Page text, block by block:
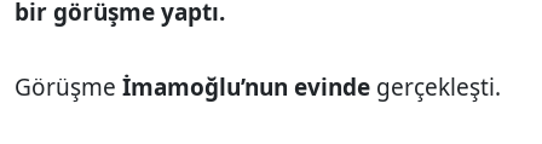
bir görüşme yaptı.
Görüşme İmamoğlu’nun evinde gerçekleşti.